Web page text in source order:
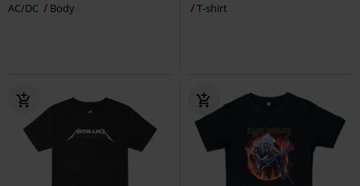
AC/DC
Body
T-shirt